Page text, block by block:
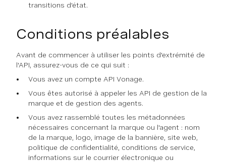
transitions d'état.
Conditions préalables
Avant de commencer à utiliser les points d'extrémité de
l'API, assurez-vous de ce qui suit :
Vous avez un compte API Vonage.
Vous êtes autorisé à appeler les API de gestion de la
marque et de gestion des agents.
Vous avez rassemblé toutes les métadonnées
nécessaires concernant la marque ou l'agent : nom
de la marque, logo, image de la bannière, site web,
politique de confidentialité, conditions de service,
informations sur le courrier électronique ou